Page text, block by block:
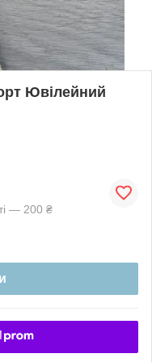
Ювілейний
— 200 ₴